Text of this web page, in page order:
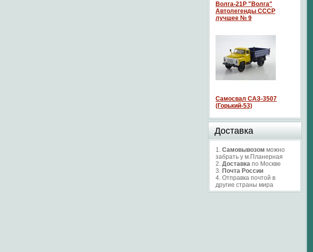
Волга-21P "Волга"
Автолегенды СССР
лучшее № 9
Самосвал САЗ-3507
(Горький-53)
Доставка
1. Самовывозом можно
забрать у м.Планерная
2. Доставка по Москве
3. Почта России
4. Отправка почтой в
другие страны мира